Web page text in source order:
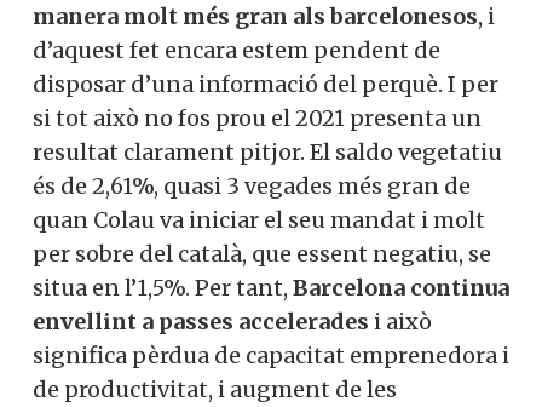
manera molt més gran als barcelonesos, i
d’aquest fet encara estem pendent de
disposar d’una informació del perquè. I per
si tot això no fos prou el 2021 presenta un
resultat clarament pitjor. El saldo vegetatiu
és de 2,61%, quasi 3 vegades més gran de
quan Colau va iniciar el seu mandat i molt
per sobre del català, que essent negatiu, se
situa en l’1,5%. Per tant, Barcelona continua
envellint a passes accelerades i això
significa pèrdua de capacitat emprenedora i
de productivitat, i augment de les